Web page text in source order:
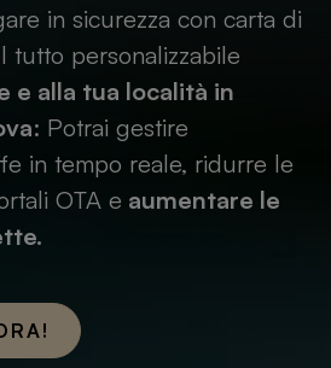
in sicurezza con carta di
tutto personalizzabile
e alla tua località in
: Potrai gestire
in tempo reale, ridurre le
OTA e aumentare le